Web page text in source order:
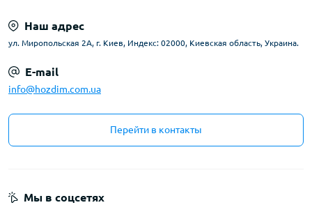
Наш адрес
ул. Миропольская 2А, г. Киев, Индекс: 02000, Киевская область, Украина.
E-mail
info@hozdim.com.ua
Перейти в контакты
Мы в соцсетях